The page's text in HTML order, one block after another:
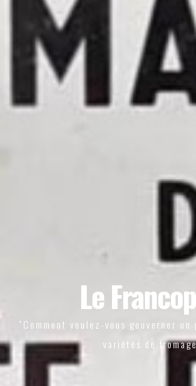
Le
"Comment voulez-vous gouverner
variétés de